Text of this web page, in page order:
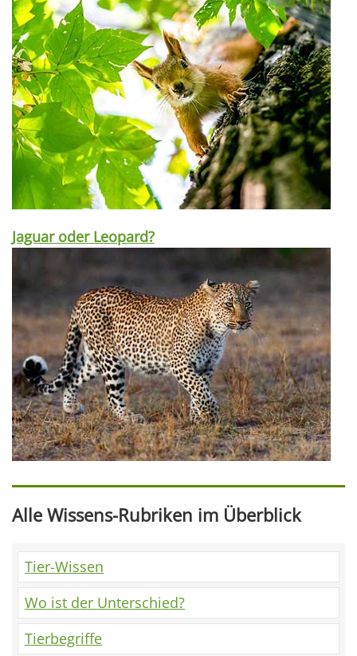
Jaguar oder Leopard?
Alle Wissens-Rubriken im Überblick
Tier-Wissen
Wo ist der Unterschied?
Tierbegriffe